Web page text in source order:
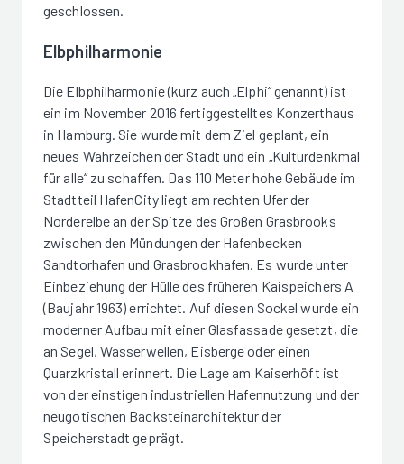
geschlossen.
Elbphilharmonie
Die Elbphilharmonie (kurz auch „Elphi“ genannt) ist
ein im November 2016 fertiggestelltes Konzerthaus
in Hamburg. Sie wurde mit dem Ziel geplant, ein
neues Wahrzeichen der Stadt und ein „Kulturdenkmal
für alle“ zu schaffen. Das 110 Meter hohe Gebäude im
Stadtteil HafenCity liegt am rechten Ufer der
Norderelbe an der Spitze des Großen Grasbrooks
zwischen den Mündungen der Hafenbecken
Sandtorhafen und Grasbrookhafen. Es wurde unter
Einbeziehung der Hülle des früheren Kaispeichers A
(Baujahr 1963) errichtet. Auf diesen Sockel wurde ein
moderner Aufbau mit einer Glasfassade gesetzt, die
an Segel, Wasserwellen, Eisberge oder einen
Quarzkristall erinnert. Die Lage am Kaiserhöft ist
von der einstigen industriellen Hafennutzung und der
neugotischen Backsteinarchitektur der
Speicherstadt geprägt.